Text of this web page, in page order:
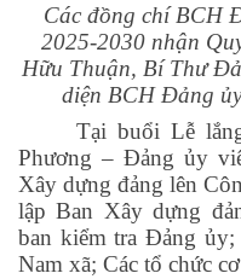
Các đồng chí BCH
2025-2030 nhận
Hữu Thuận, Bí Thư
diện BCH Đảng
Tại buổi Lễ
Phương – Đảng ủy
Xây dựng đảng lên
lập Ban Xây dựng
ban kiểm tra Đảng
Nam xã; Các tổ chức